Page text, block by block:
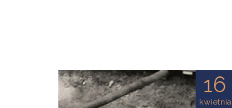
16
kwietnia